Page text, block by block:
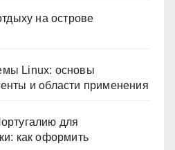
на острове
Linux: основы
и области применения
для
как оформить